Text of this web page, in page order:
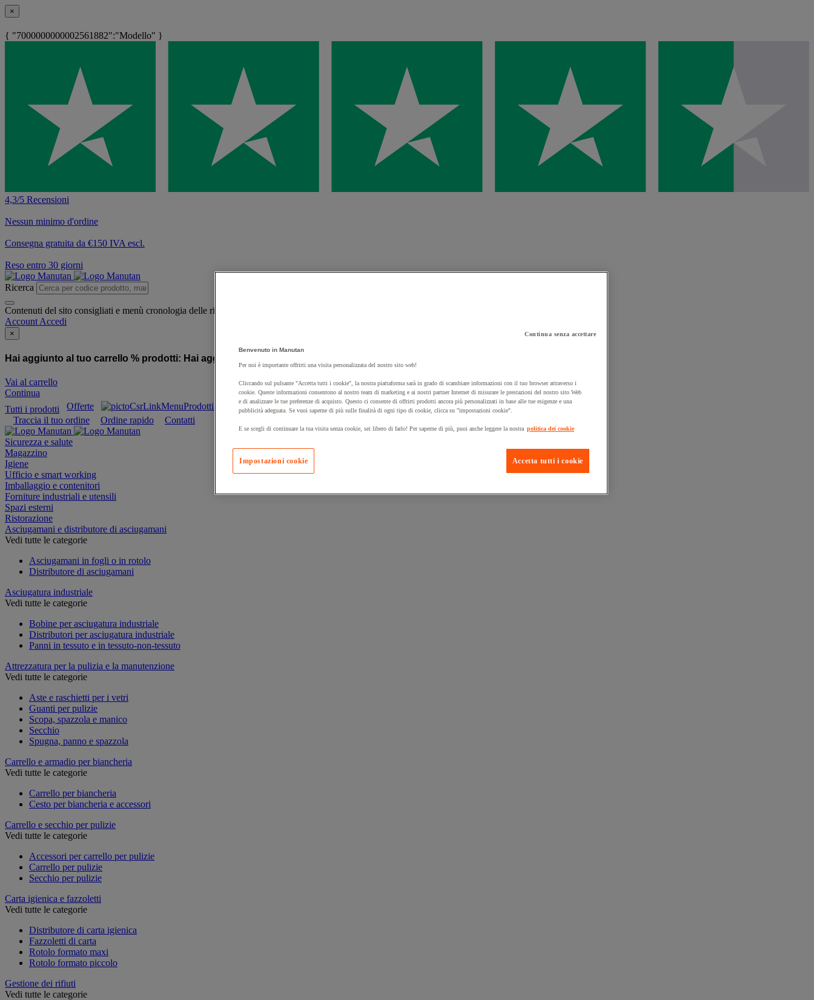
×
{ "7000000000002561882":"Modello" }
4,3/5 Recensioni
Nessun minimo d'ordine
Consegna gratuita da €150 IVA escl.
Reso entro 30 giorni
Ricerca
Contenuti del sito consigliati e menù cronologia delle ricerche
Account Accedi
×
Hai aggiunto al tuo carrello % prodotti: Hai aggiunto al tuo carrello un prodotto:
Vai al carrello
Continua
Tutti i prodotti
Offerte Prodotti sostenibili Manutan Expert
Prodotti in pronta consegna
Traccia il tuo ordine
Ordine rapido Contatti
Sicurezza e salute
Magazzino
Igiene
Ufficio e smart working
Imballaggio e contenitori
Forniture industriali e utensili
Spazi esterni
Ristorazione
Asciugamani e distributore di asciugamani
Vedi tutte le categorie
Asciugamani in fogli o in rotolo
Distributore di asciugamani
Asciugatura industriale
Vedi tutte le categorie
Bobine per asciugatura industriale
Distributori per asciugatura industriale
Panni in tessuto e in tessuto-non-tessuto
Attrezzatura per la pulizia e la manutenzione
Vedi tutte le categorie
Aste e raschietti per i vetri
Guanti per pulizie
Scopa, spazzola e manico
Secchio
Spugna, panno e spazzola
Carrello e armadio per biancheria
Vedi tutte le categorie
Carrello per biancheria
Cesto per biancheria e accessori
Carrello e secchio per pulizie
Vedi tutte le categorie
Accessori per carrello per pulizie
Carrello per pulizie
Secchio per pulizie
Carta igienica e fazzoletti
Vedi tutte le categorie
Distributore di carta igienica
Fazzoletti di carta
Rotolo formato maxi
Rotolo formato piccolo
Gestione dei rifiuti
Vedi tutte le categorie
Continua senza accettare
Benvenuto in Manutan
Per noi è importante offrirti una visita personalizzata del nostro sito web!
Cliccando sul pulsante "Accetta tutti i cookie", la nostra piattaforma sarà in grado di scambiare informazioni con il tuo browser attraverso i
cookie. Queste informazioni consentono al nostro team di marketing e ai nostri partner Internet di misurare le prestazioni del nostro sito Web
e di analizzare le tue preferenze di acquisto. Questo ci consente di offrirti prodotti ancora più personalizzati in base alle tue esigenze e una
pubblicità adeguata. Se vuoi saperne di più sulle finalità di ogni tipo di cookie, clicca su "impostazioni cookie".
E se scegli di continuare la tua visita senza cookie, sei libero di farlo! Per saperne di più, puoi anche leggere la nostra politica dei cookie
Accetta tutti i cookie
Impostazioni cookie